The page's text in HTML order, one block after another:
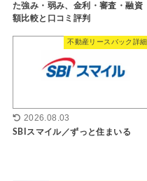
た強み・弱み、金利・審査・融資
額比較と口コミ評判
不動産リースバック詳細
2026.08.03
SBIスマイル／ずっと住まいる